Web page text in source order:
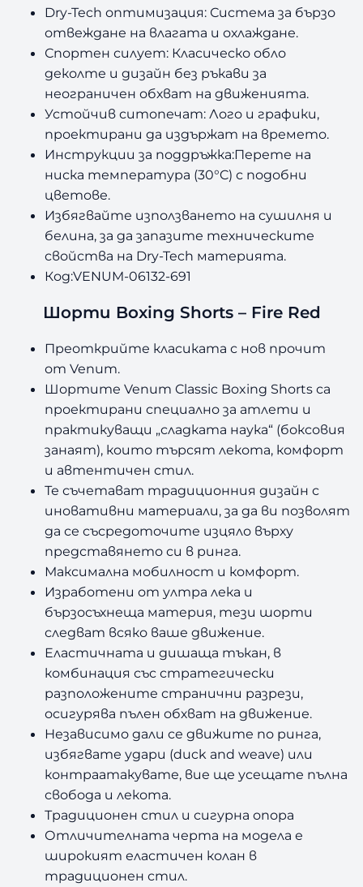
Dry-Tech оптимизация: Система за бързо
отвеждане на влагата и охлаждане.
Спортен силует: Класическо обло
деколте и дизайн без ръкави за
неограничен обхват на движенията.
Устойчив ситопечат: Лого и графики,
проектирани да издържат на времето.
Инструкции за поддръжка:Перете на
ниска температура (30°C) с подобни
цветове.
Избягвайте използването на сушилня и
белина, за да запазите техническите
свойства на Dry-Tech материята.
Код:VENUM-06132-691
Шорти Boxing Shorts – Fire Red
Преоткрийте класиката с нов прочит
от Venum.
Шортите Venum Classic Boxing Shorts са
проектирани специално за атлети и
практикуващи „сладката наука“ (боксовия
занаят), които търсят лекота, комфорт
и автентичен стил.
Те съчетават традиционния дизайн с
иновативни материали, за да ви позволят
да се съсредоточите изцяло върху
представянето си в ринга.
Максимална мобилност и комфорт.
Изработени от ултра лека и
бързосъхнеща материя, тези шорти
следват всяко ваше движение.
Еластичната и дишаща тъкан, в
комбинация със стратегически
разположените странични разрези,
осигурява пълен обхват на движение.
Независимо дали се движите по ринга,
избягвате удари (duck and weave) или
контраатакувате, вие ще усещате пълна
свобода и лекота.
Традиционен стил и сигурна опора
Отличителната черта на модела е
широкият еластичен колан в
традиционен стил.